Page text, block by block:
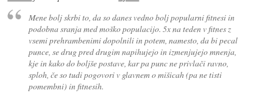
Mene bolj skrbi to, da so danes vedno bolj popularni fitnesi in
podobna sranja med moško populacijo. 5x na teden v fitnes z
vsemi prehrambenimi dopolnili in potem, namesto, da bi pecal
punce, se drug pred drugim napihujejo in izmenjujejo mnenja,
kje in kako do boljše postave, kar pa punc ne privlači ravno,
sploh, če so tudi pogovori v glavnem o mišicah (pa ne tisti
pomembni) in fitnesih.